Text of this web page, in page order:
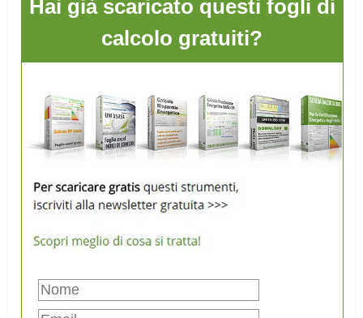
Hai già scaricato questi fogli di
calcolo gratuiti?